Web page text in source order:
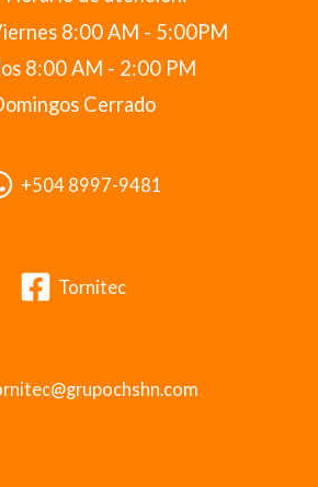
8:00 AM - 5:00PM
8:00 AM - 2:00 PM
Cerrado
+504 8997-9481
Tornitec